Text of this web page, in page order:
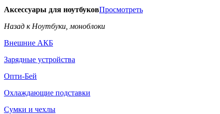
Аксессуары для ноутбуковПросмотреть
Назад к Ноутбуки, моноблоки
Внешние АКБ
Зарядные устройства
Опти-Бей
Охлаждающие подставки
Сумки и чехлы